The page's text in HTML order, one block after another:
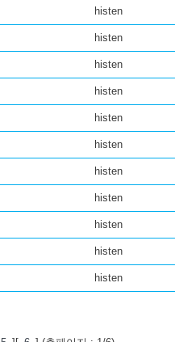
histen
histen
histen
histen
histen
histen
histen
histen
histen
histen
histen